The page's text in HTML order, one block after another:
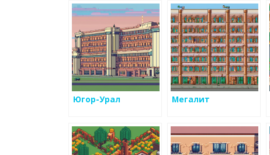
Югор-Урал Мегалит